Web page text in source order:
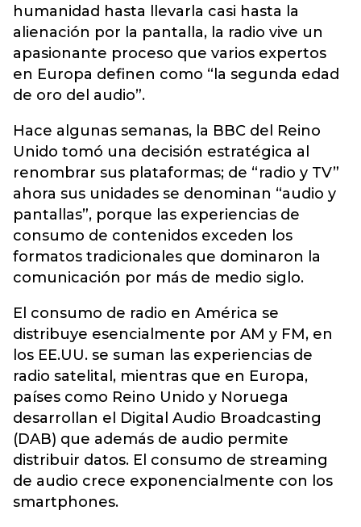
humanidad hasta llevarla casi hasta la
alienación por la pantalla, la radio vive un
apasionante proceso que varios expertos
en Europa definen como “la segunda edad
de oro del audio”.
Hace algunas semanas, la BBC del Reino
Unido tomó una decisión estratégica al
renombrar sus plataformas; de “radio y TV”
ahora sus unidades se denominan “audio y
pantallas”, porque las experiencias de
consumo de contenidos exceden los
formatos tradicionales que dominaron la
comunicación por más de medio siglo.
El consumo de radio en América se
distribuye esencialmente por AM y FM, en
los EE.UU. se suman las experiencias de
radio satelital, mientras que en Europa,
países como Reino Unido y Noruega
desarrollan el Digital Audio Broadcasting
(DAB) que además de audio permite
distribuir datos. El consumo de streaming
de audio crece exponencialmente con los
smartphones.